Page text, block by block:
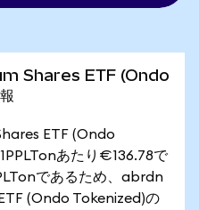
Shares ETF (Ondo
ETF (Ondo
あたり€136.78で
であるため、abrdn
(Ondo Tokenized)の